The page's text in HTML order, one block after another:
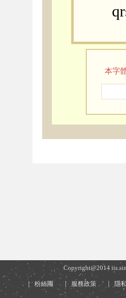
qr
本字
Copyright@2014
粉絲團 服務政策 隱